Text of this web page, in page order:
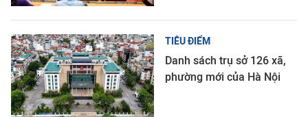
TIÊU ĐIỂM
Danh sách trụ sở 126 xã,
phường mới của Hà Nội